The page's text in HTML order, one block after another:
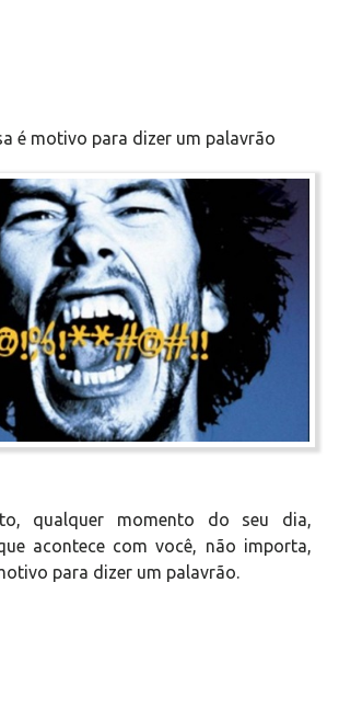
é motivo para dizer um palavrão
qualquer momento do seu dia,
acontece com você, não importa,
para dizer um palavrão.